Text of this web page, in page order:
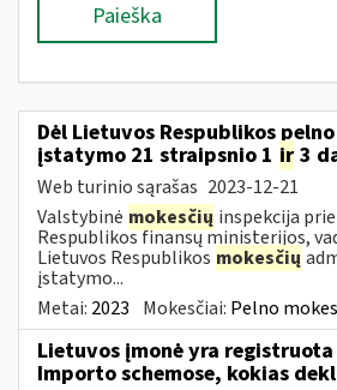
Paieška
Dėl Lietuvos Respublikos
įstatymo 21 straipsnio 1 ir 3
Web turinio sąrašas 2023-12-21
Valstybinė mokesčių inspekcija
Respublikos finansų ministerijos,
Lietuvos Respublikos mokesčių
įstatymo...
Metai: 2023 Mokesčiai: Pelno
Lietuvos įmonė yra registruota
Importo schemose, kokias